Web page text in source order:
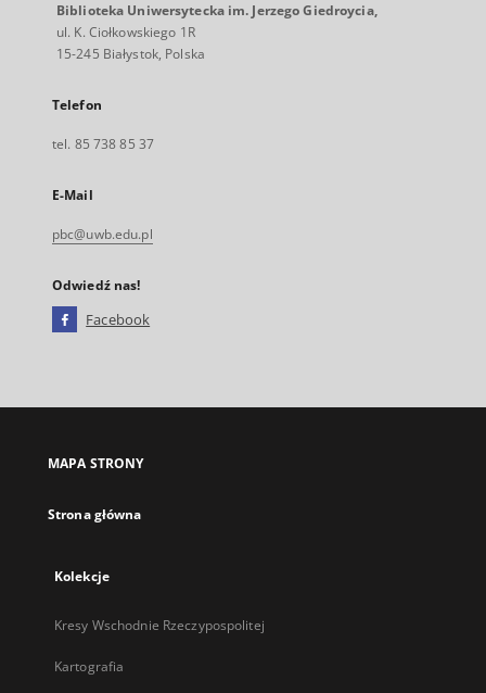
Biblioteka Uniwersytecka im. Jerzego Giedroycia,
ul. K. Ciołkowskiego 1R
15-245 Białystok, Polska
Telefon
tel. 85 738 85 37
E-Mail
pbc@uwb.edu.pl
Odwiedź nas!
Facebook
się
karcie
MAPA STRONY
Strona główna
Kolekcje
Kresy Wschodnie Rzeczypospolitej
Kartografia